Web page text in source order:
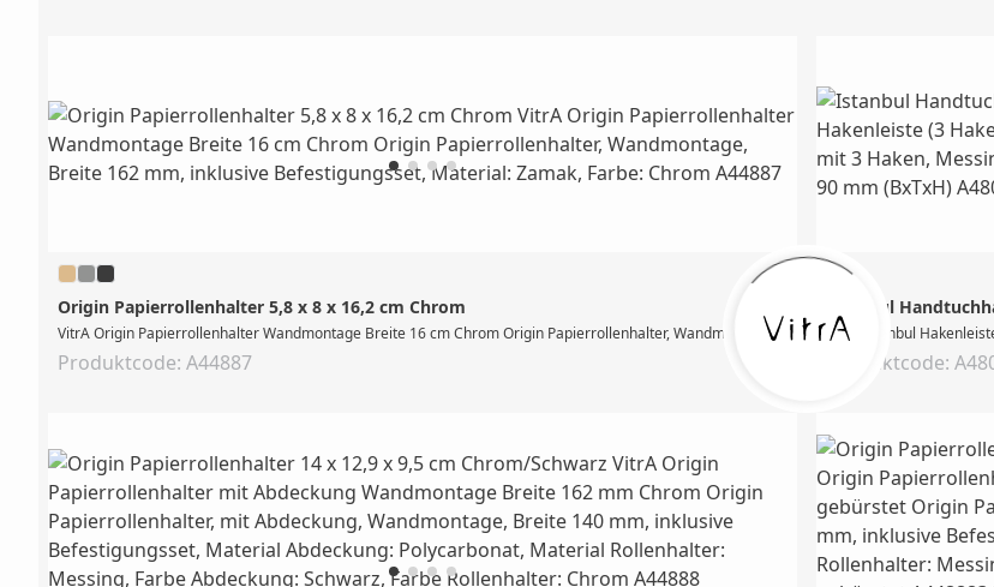
Origin Papierrollenhalter 5,8 x 8 x 16,2 cm Chrom
VitrA Origin Papierrollenhalter Wandmontage Breite 16 cm Chrom Origin Papierrollenhalter, Wandmontage, Breite 162 mm, inklusive
Produktcode: A44887
Istanbul
VitrA Istanbul
Produktcode: